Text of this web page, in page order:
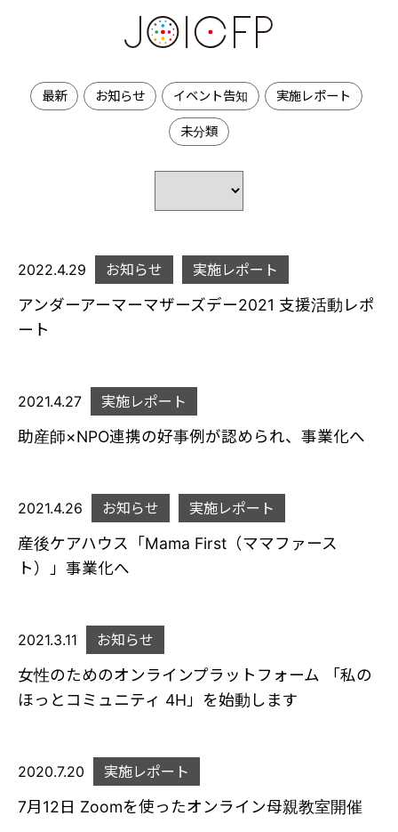
最新 お知らせ イベント告知 実施レポート
未分類
2022.4.29 お知らせ 実施レポート
アンダーアーマーマザーズデー2021 支援活動レポ
ート
2021.4.27 実施レポート
助産師×NPO連携の好事例が認められ、事業化へ
2021.4.26 お知らせ 実施レポート
産後ケアハウス「Mama First（ママファース
ト）」事業化へ
2021.3.11 お知らせ
女性のためのオンラインプラットフォーム 「私の
ほっとコミュニティ 4H」を始動します
2020.7.20 実施レポート
7月12日 Zoomを使ったオンライン母親教室開催